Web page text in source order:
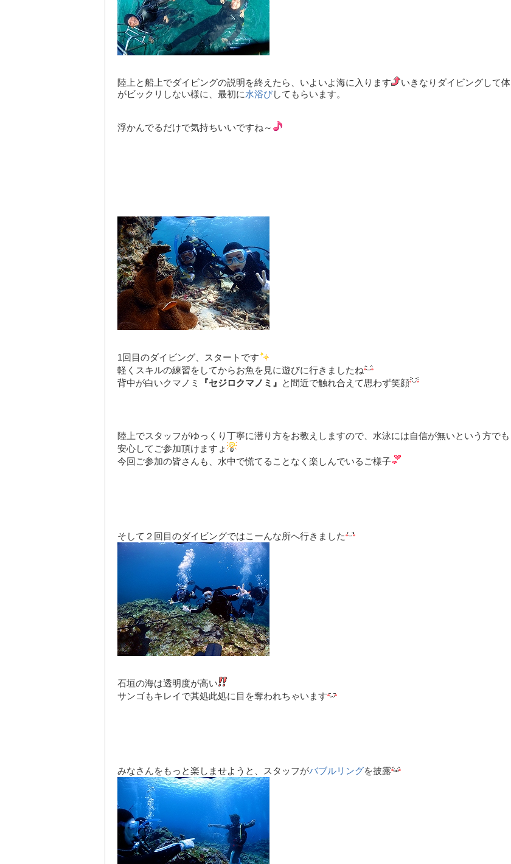
陸上と船上でダイビングの説明を終えたら、いよいよ海に入ります
いきなりダイビングして体
がビックリしない様に、最初に水浴びしてもらいます。
浮かんでるだけで気持ちいいですね～
1回目のダイビング、スタートです
軽くスキルの練習をしてからお魚を見に遊びに行きましたね
背中が白いクマノミ
『セジロクマノミ』 と間近で触れ合えて思わず笑顔
陸上でスタッフがゆっくり丁寧に潜り方をお教えしますので、水泳には自信が無いという方でも
安心してご参加頂けますょ
今回ご参加の皆さんも、水中で慌てることなく楽しんでいるご様子
そして２回目のダイビングではこーんな所へ行きました
石垣の海は透明度が高い
サンゴもキレイで其処此処に目を奪われちゃいます
みなさんをもっと楽しませようと、スタッフがバブルリングを披露